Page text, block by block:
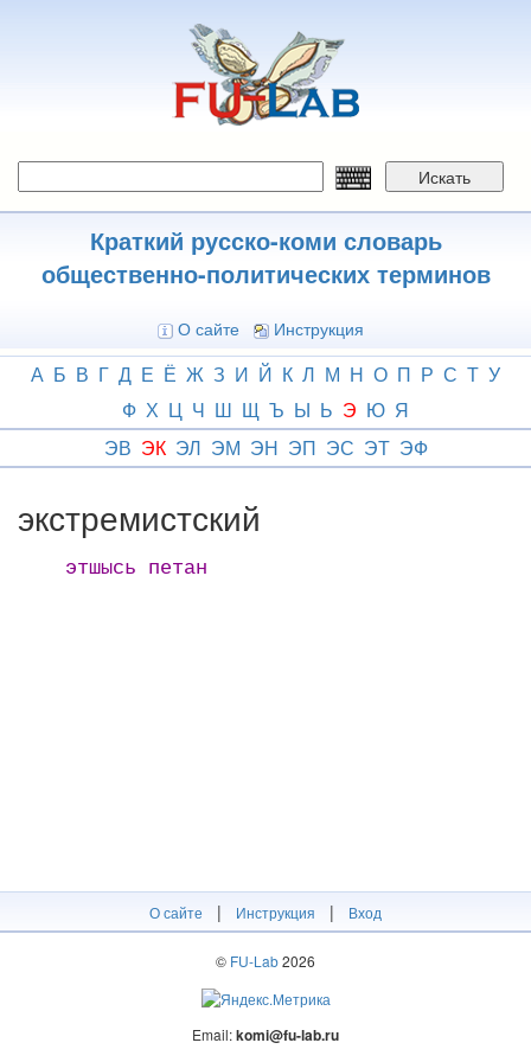
Искать
Краткий русско-коми словарь
общественно-политических терминов
О сайте Инструкция
А Б В Г Д Е Ё Ж З И Й К Л М Н О П Р С Т У
Ф Х Ц Ч Ш Щ Ъ Ы Ь Э Ю Я
ЭВ ЭК ЭЛ ЭМ ЭН ЭП ЭС ЭТ ЭФ
экстремистский
этшысь петан
О сайте | Инструкция | Вход
© FU-Lab2026
Email:komi@fu-lab.ru